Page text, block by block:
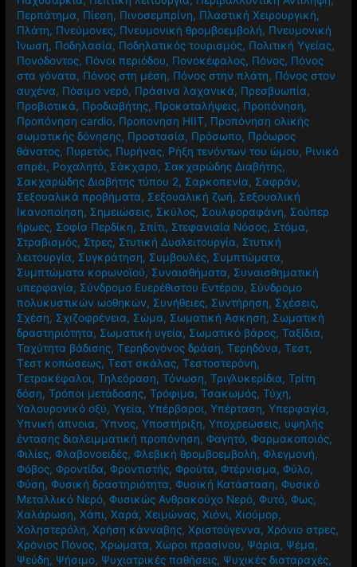
Περπάτημα, Πίεση, Πινοσεμπρίνη, Πλαστική Χειρουργική,
Πλάτη, Πνεύμονες, Πνευμονική θρομβοεμβολή, Πνευμονική
Ίνωση, Ποδηλασία, Ποδηλατικός τουρισμός, Πολιτική Υγείας,
Πονόδοντος, Πόνοι περιόδου, Πονοκέφαλος, Πόνος, Πόνος
στα γόνατα, Πόνος στη μέση, Πόνος στην πλάτη, Πόνος στον
αυχένα, Πόσιμο νερό, Πράσινα λαχανικά, Πρεσβυωπία,
Προβιοτικά, Προδιαβήτης, Προκαταλήψεις, Προπόνηση,
Προπόνηση cardio, Προπονηση HIIT, Προπόνηση ολικής
σωματικής δόνησης, Προστασία, Πρόσωπο, Πρόωρος
θάνατος, Πυρετός, Πυρήνας, Ρήξη τενόντων του ώμου, Ρινικό
σπρέι, Ροχαλητό, Σάκχαρο, Σακχαρώδης Διαβήτης,
Σακχαρώδης Διαβήτης τύπου 2, Σαρκοπενία, Σαφράν,
Σεξουαλικά προβήματα, Σεξουαλική ζωή, Σεξουαλική
Ικανοποίηση, Σημειώσεις, Σκύλος, Σουλφοραφάνη, Σούπερ
ήρωες, Σοφία Περδίκη, Σπίτι, Στεφανιαία Νόσος, Στόμα,
Στραβισμός, Στρες, Στυτική Δυσλειτουργία, Στυτική
λειτουργία, Συγκράτηση, Συμβουλές, Συμπτώματα,
Συμπτώματα κορωνοϊού, Συναισθήματα, Συναισθηματική
υπερφαγία, Σύνδρομο Ευερέθιστου Εντέρου, Σύνδρομο
πολυκυστικών ωοθηκών, Συνήθειες, Συντήρηση, Σχέσεις,
Σχέση, Σχιζοφρένεια, Σώμα, Σωματική Άσκηση, Σωματική
δραστηριότητα, Σωματική υγεία, Σωματικό βάρος,Ταξίδια,
Ταχύτητα βάδισης,Τερηδογόνος δράση,Τερηδόνα,Τεστ,
Τεστ κοπώσεως,Τεστ σκάλας,Τεστοστερόνη,
Τετρακέφαλοι,Τηλεόραση,Τόνωση,Τριγλυκερίδια,Τρίτη
δόση,Τρόποι μετάδοσης,Τρόφιμα,Τσακωμός,Τύχη,
Υαλουρονικό οξύ,Υγεία,Υπέρβαροι,Υπέρταση,Υπερφαγία,
Υπνική άπνοια,Ύπνος,Υποστήριξη,Υποχρεώσεις, υψηλής
έντασης διαλειμματική προπόνηση,Φαγητό,Φαρμακοποιός,
Φιλίες,Φλαβονοειδές,Φλεβική θρομβοεμβολή,Φλεγμονή,
Φόβος,Φροντίδα,Φροντιστής,Φρούτα,Φτέρνισμα,Φύλο,
Φύση,Φυσική δραστηριότητα,Φυσική Κατάσταση,Φυσικό
Μεταλλικό Νερό,Φυσικώς Ανθρακούχο Νερό,Φυτό,Φως,
Χαλάρωση,Χάπι,Χαρά,Χειμώνας,Χιόνι,Χιούμορ,
Χοληστερόλη,Χρήση κάνναβης,Χριστούγεννα,Χρόνιο στρες,
Χρόνιος Πόνος,Χρώματα,Χώροι πρασίνου, Ψάρια, Ψέμα,
Ψεύδη, Ψήσιμο, Ψυχιατρικές παθήσεις, Ψυχικές διαταραχές,